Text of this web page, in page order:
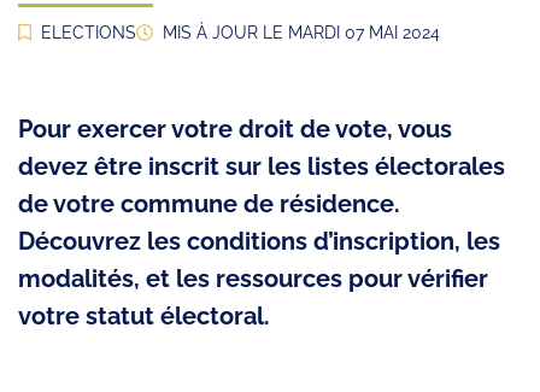
ELECTIONS MIS À JOUR LE MARDI 07 MAI 2024
Pour exercer votre droit de vote, vous
devez être inscrit sur les listes électorales
de votre commune de résidence.
Découvrez les conditions d’inscription, les
modalités, et les ressources pour vérifier
votre statut électoral.